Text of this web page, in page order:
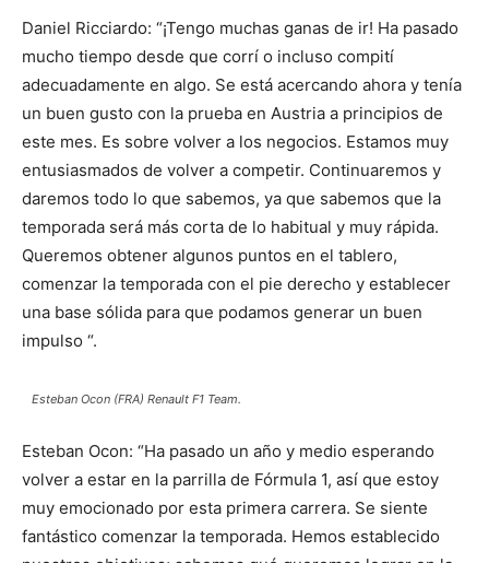
Daniel Ricciardo: “¡Tengo muchas ganas de ir! Ha pasado
mucho tiempo desde que corrí o incluso compití
adecuadamente en algo. Se está acercando ahora y tenía
un buen gusto con la prueba en Austria a principios de
este mes. Es sobre volver a los negocios. Estamos muy
entusiasmados de volver a competir. Continuaremos y
daremos todo lo que sabemos, ya que sabemos que la
temporada será más corta de lo habitual y muy rápida.
Queremos obtener algunos puntos en el tablero,
comenzar la temporada con el pie derecho y establecer
una base sólida para que podamos generar un buen
impulso “.
Esteban Ocon (FRA) Renault F1 Team.
Esteban Ocon: “Ha pasado un año y medio esperando
volver a estar en la parrilla de Fórmula 1, así que estoy
muy emocionado por esta primera carrera. Se siente
fantástico comenzar la temporada. Hemos establecido